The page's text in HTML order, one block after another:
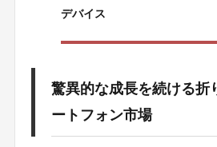
デバイス
驚異的な成長を続ける折
ートフォン市場